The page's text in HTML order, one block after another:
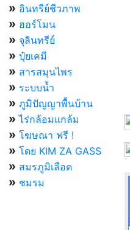
» อินทรีย์ชีวภาพ
» ฮอร์โมน
» จุลินทรีย์
» ปุ๋ยเคมี
» สารสมุนไพร
» ระบบน้ำ
» ภูมิปัญญาพื้นบ้าน
» ไร่กล้อมแกล้ม
» โฆษณา ฟรี !
» โดย KIM ZA GASS
» สมรภูมิเลือด
» ชมรม